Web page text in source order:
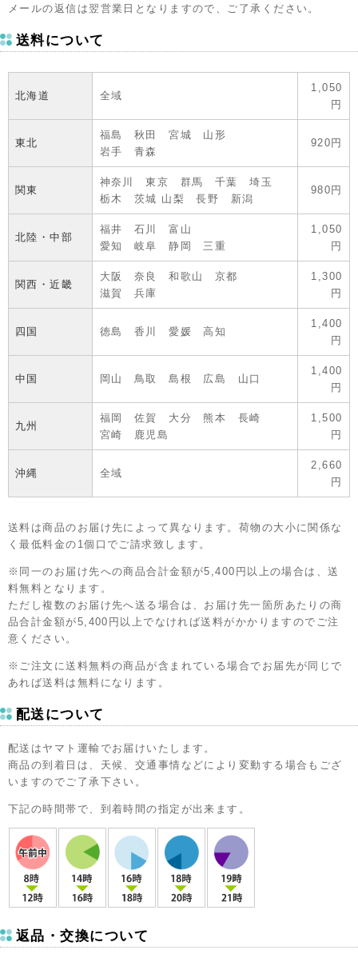
メールの返信は翌営業日となりますので、ご了承ください。
送料について
北海道 全域
1,050
円
東北
福島 秋田 宮城 山形
岩手 青森
920円
関東
神奈川 東京 群馬 千葉 埼玉
栃木 茨城 山梨 長野 新潟
980円
北陸・中部
福井 石川 富山
愛知 岐阜 静岡 三重
1,050
円
関西・近畿
大阪 奈良 和歌山 京都
滋賀 兵庫
1,300
円
四国 徳島 香川 愛媛 高知
1,400
円
中国 岡山 鳥取 島根 広島 山口
1,400
円
九州
福岡 佐賀 大分 熊本 長崎
宮崎 鹿児島
1,500
円
沖縄 全域
2,660
円
送料は商品のお届け先によって異なります。荷物の大小に関係な
く最低料金の1個口でご請求致します。
※同一のお届け先への商品合計金額が5,400円以上の場合は、送
料無料となります。
ただし複数のお届け先へ送る場合は、お届け先一箇所あたりの商
品合計金額が5,400円以上でなければ送料がかかりますのでご注
意ください。
※ご注文に送料無料の商品が含まれている場合でお届先が同じで
あれば送料は無料になります。
配送について
配送はヤマト運輸でお届けいたします。
商品の到着日は、天候、交通事情などにより変動する場合もござ
いますのでご了承下さい。
下記の時間帯で、到着時間の指定が出来ます。
返品・交換について